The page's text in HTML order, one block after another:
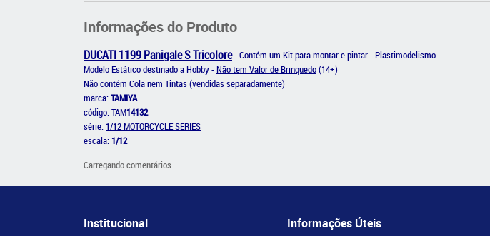
Informações do Produto
DUCATI 1199 Panigale S Tricolore- Contém um Kit para montar e pintar - Plastimodelismo
Modelo Estático destinado a Hobby -Não tem Valor de Brinquedo(14+)
Não contém Cola nem Tintas (vendidas separadamente)
marca:TAMIYA
código: TAM14132
série: 1/12 MOTORCYCLE SERIES
escala: 1/12
Carregando comentários ...
Institucional Informações Úteis